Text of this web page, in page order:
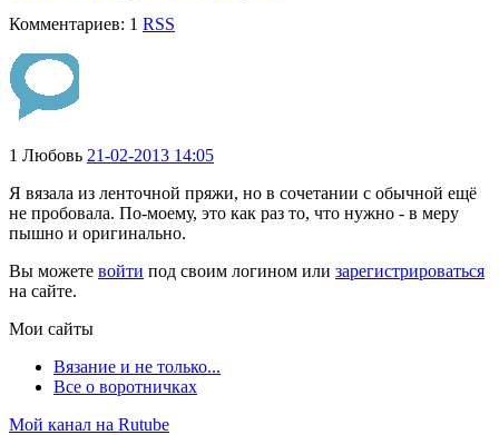
Комментариев: 1 RSS
1 Любовь 21-02-2013 14:05
Я вязала из ленточной пряжи, но в сочетании с обычной ещё
не пробовала. По-моему, это как раз то, что нужно - в меру
пышно и оригинально.
Вы можете войти под своим логином или зарегистрироваться
на сайте.
Мои сайты
Вязание и не только...
Все о воротничках
Мой канал на Rutube